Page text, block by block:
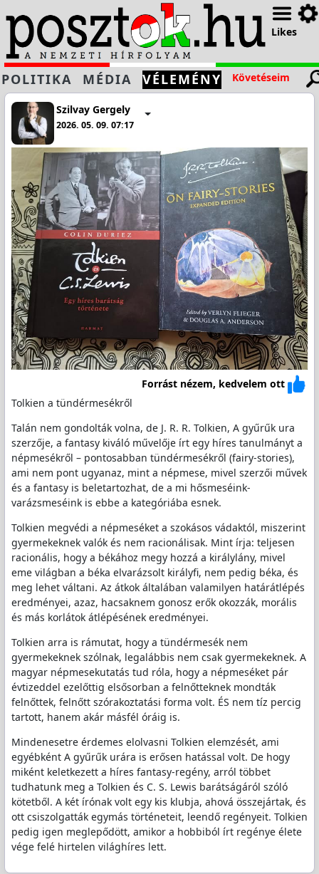
Likes
POLITIKA MÉDIA VÉLEMÉNY Követéseim
Szilvay Gergely
2026. 05. 09. 07:17
Forrást nézem, kedvelem ott
Tolkien a tündérmesékről
Talán nem gondolták volna, de J. R. R. Tolkien, A gyűrűk ura
szerzője, a fantasy kiváló művelője írt egy híres tanulmányt a
népmesékről – pontosabban tündérmesékről (fairy-stories),
ami nem pont ugyanaz, mint a népmese, mivel szerzői művek
és a fantasy is beletartozhat, de a mi hősmeséink-
varázsmeséink is ebbe a kategóriába esnek.
Tolkien megvédi a népmeséket a szokásos vádaktól, miszerint
gyermekeknek valók és nem racionálisak. Mint írja: teljesen
racionális, hogy a békához megy hozzá a királylány, mivel
eme világban a béka elvarázsolt királyfi, nem pedig béka, és
meg lehet váltani. Az átkok általában valamilyen határátlépés
eredményei, azaz, hacsaknem gonosz erők okozzák, morális
és más korlátok átlépésének eredményei.
Tolkien arra is rámutat, hogy a tündérmesék nem
gyermekeknek szólnak, legalábbis nem csak gyermekeknek. A
magyar népmesekutatás tud róla, hogy a népmeséket pár
évtizeddel ezelőttig elsősorban a felnőtteknek mondták
felnőttek, felnőtt szórakoztatási forma volt. ÉS nem tíz percig
tartott, hanem akár másfél óráig is.
Mindenesetre érdemes elolvasni Tolkien elemzését, ami
egyébként A gyűrűk urára is erősen hatással volt. De hogy
miként keletkezett a híres fantasy-regény, arról többet
tudhatunk meg a Tolkien és C. S. Lewis barátságáról szóló
kötetből. A két írónak volt egy kis klubja, ahová összejártak, és
ott csiszolgatták egymás történeteit, leendő regényeit. Tolkien
pedig igen meglepődött, amikor a hobbiból írt regénye élete
vége felé hirtelen világhíres lett.